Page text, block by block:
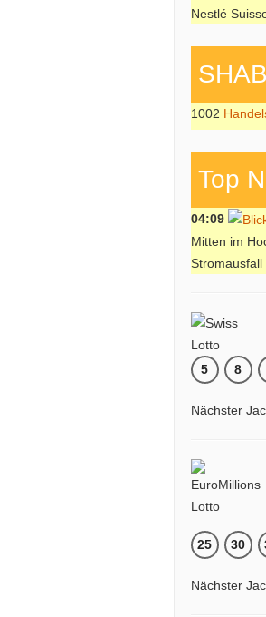
Nestlé
1002
Top
04:09
Mitten im
Stromausfall
5 8
Nächster
25 30
Nächster